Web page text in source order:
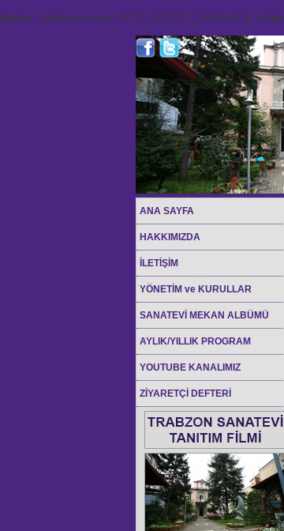
Notice: Undefined index: HTTP_ACCEPT_LANGUAGE in /
ANA SAYFA
HAKKIMIZDA
İLETİŞİM
YÖNETİM ve KURULLAR
SANATEVİ MEKAN ALBÜMÜ
AYLIK/YILLIK PROGRAM
YOUTUBE KANALIMIZ
ZİYARETÇİ DEFTERİ